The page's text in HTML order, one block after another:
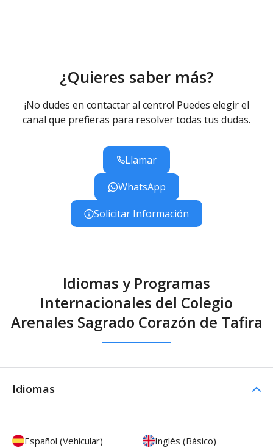
¿Quieres saber más?
¡No dudes en contactar al centro! Puedes elegir el
canal que prefieras para resolver todas tus dudas.
Llamar
WhatsApp
Solicitar Información
Idiomas y Programas
Internacionales del Colegio
Arenales Sagrado Corazón de Tafira
Idiomas
Español (Vehicular)
Inglés (Básico)